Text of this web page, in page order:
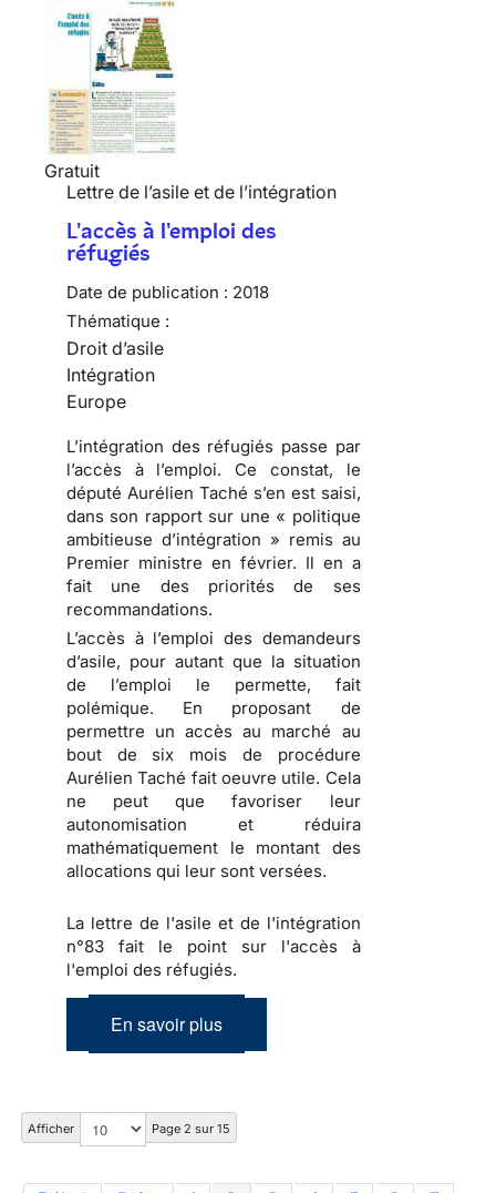
Gratuit
Lettre de l’asile et de l’intégration
L'accès à l'emploi des
réfugiés
Date de publication : 2018
Thématique :
Droit d’asile
Intégration
Europe
L’intégration des réfugiés passe par
l’accès à l’emploi. Ce constat, le
député Aurélien Taché s’en est saisi,
dans son rapport sur une « politique
ambitieuse d’intégration » remis au
Premier ministre en février. Il en a
fait une des priorités de ses
recommandations.
L’accès à l’emploi des demandeurs
d’asile, pour autant que la situation
de l’emploi le permette, fait
polémique. En proposant de
permettre un accès au marché au
bout de six mois de procédure
Aurélien Taché fait oeuvre utile. Cela
ne peut que favoriser leur
autonomisation et réduira
mathématiquement le montant des
allocations qui leur sont versées.
La lettre de l'asile et de l'intégration
n°83 fait le point sur l'accès à
l'emploi des réfugiés.
En savoir plus
Afficher Page 2 sur 15